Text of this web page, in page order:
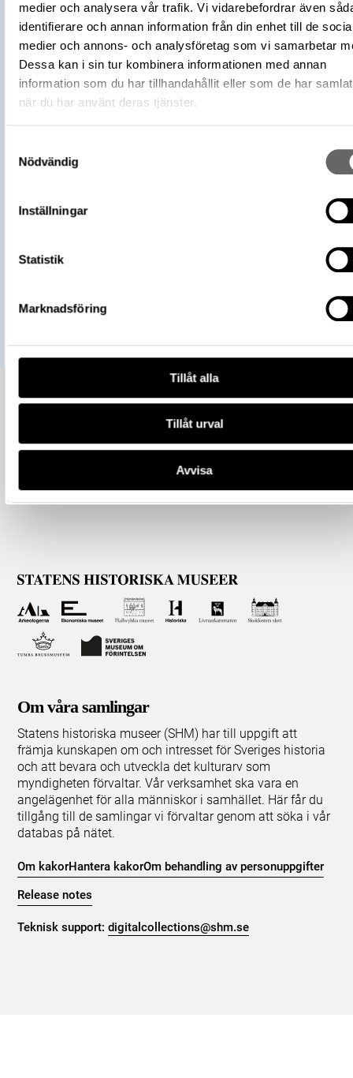
medier och analysera vår trafik. Vi vidarebefordrar även
identifierare och annan information från din enhet till de
medier och annons- och analysföretag som vi samarbetar
Dessa kan i sin tur kombinera informationen med annan
information som du har tillhandahållit eller som de har
när du har använt deras tjänster.
Nödvändig
Inställningar
Statistik
Marknadsföring
Tillåt alla
Tillåt urval
Avvisa
Förvärvsdatum
2000
Fyndplats
Plats: Björkö, Hemlanden, Fornlämning:
L2017:1904, Socken: Adelsö socken,
Kommun: Ekerö kommun, Landskap:
Land: Sverige
Arkeologisk kontext Kammargrav, Grav, Hög: 731
Undersökningsår
URI
All textinformation (metadata) på denna sida är fri att använda
Mer information om licenser hos Statens historiska museer.
Om våra samlingar
Statens historiska museer (SHM) har till uppgift att
främja kunskapen om och intresset för Sveriges historia
och att bevara och utveckla det kulturarv som
myndigheten förvaltar. Vår verksamhet ska vara en
angelägenhet för alla människor i samhället. Här får du
tillgång till de samlingar vi förvaltar genom att söka i vår
databas på nätet.
Om kakorHantera kakorOm behandling av personuppgifter
Release notes
Teknisk support:digitalcollections@shm.se